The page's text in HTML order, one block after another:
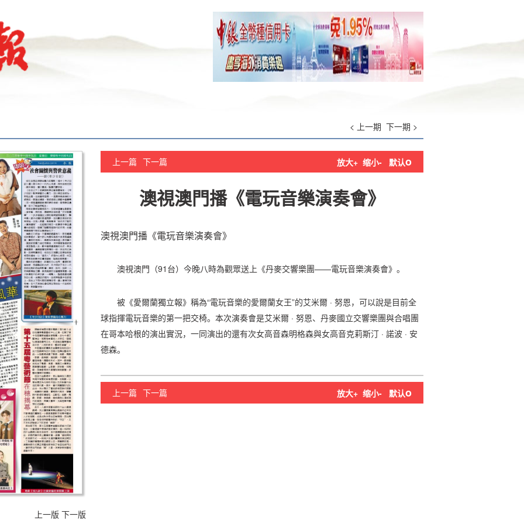
< 上一期 下一期 >
上一版 下一版
上一篇 下一篇 放大+ 缩小- 默认o
澳視澳門播《電玩音樂演奏會》
澳視澳門播《電玩音樂演奏會》
澳視澳門（91台）今晚八時為觀眾送上《丹麥交響樂團——電玩音樂演奏會》。
被《愛爾蘭獨立報》稱為“電玩音樂的愛爾蘭女王”的艾米爾 · 努恩，可以說是目前全
球指揮電玩音樂的第一把交椅。本次演奏會是艾米爾 · 努恩、丹麥國立交響樂團與合唱團
在哥本哈根的演出實況，一同演出的還有次女高音森明格森與女高音克莉斯汀 · 諾波 · 安
德森。
上一篇 下一篇 放大+ 缩小- 默认o